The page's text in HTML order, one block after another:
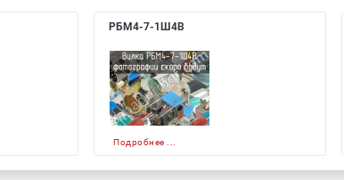
РБМ4-7-1Ш4В
Подробнее ...